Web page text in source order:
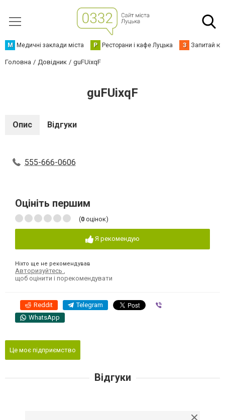
М Медичні заклади міста Р Ресторани і кафе Луцька З Запитай
Головна Довідник guFUixqF
guFUixqF
Опис Відгуки
555-666-0606
Оцініть першим
(0 оцінок)
Я рекомендую
Ніхто ще не рекомендував
Авторизуйтесь
щоб оцінити і порекомендувати
Reddit Telegram
WhatsApp
Це моє підприємство
Відгуки